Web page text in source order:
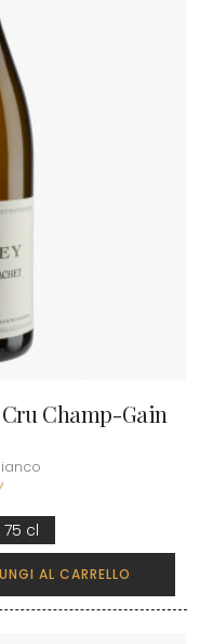
Champ-Gain
75 cl
AL CARRELLO